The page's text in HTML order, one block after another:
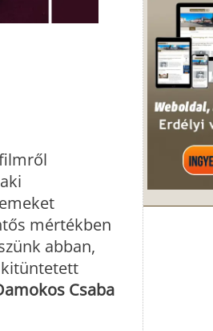
mértékben
abban,
kitüntetett
Csaba